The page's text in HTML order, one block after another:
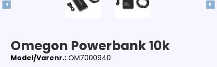
Omegon Powerbank 10k
Model/Varenr.: OM7000940